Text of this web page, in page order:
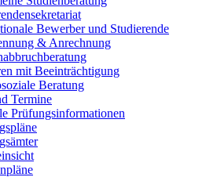
Bewerber und Studierende
& Anrechnung
mit Beeinträchtigung
Beratung
Termine
Prüfungsinformationen